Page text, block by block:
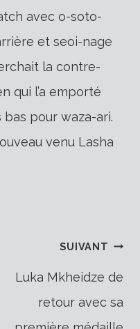
avec o-soto-
et seoi-nage
la contre-
qui l’a emporté
pour waza-ari.
venu Lasha
SUIVANT
Luka Mkheidze de
retour avec sa